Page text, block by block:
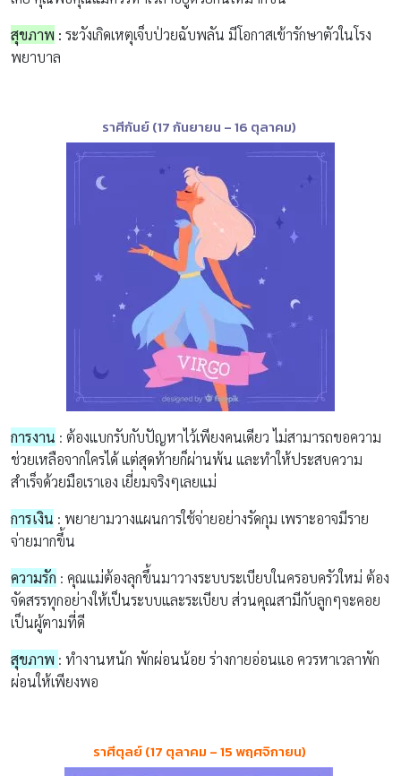
สุขภาพ : ระวังเกิดเหตุเจ็บป่วยฉับพลัน มีโอกาสเข้ารักษาตัวในโรง
พยาบาล
ราศีกันย์(17กันยายน – 16 ตุลาคม)
การงาน : ต้องแบกรับกับปัญหาไว้เพียงคนเดียว ไม่สามารถขอความ
ช่วยเหลือจากใครได้แต่สุดท้ายก็ผ่านพ้น และทำให้ประสบความ
สำเร็จด้วยมือเราเอง เยี่ยมจริงๆเลยแม่
การเงิน : พยายามวางแผนการใช้จ่ายอย่างรัดกุม เพราะอาจมีราย
จ่ายมากขึ้น
ความรัก : คุณแม่ต้องลุกขึ้นมาวางระบบระเบียบในครอบครัวใหม่ ต้อง
จัดสรรทุกอย่างให้เป็นระบบและระเบียบ ส่วนคุณสามีกับลูกๆจะคอย
เป็นผู้ตามที่ดี
สุขภาพ : ทำงานหนัก พักผ่อนน้อย ร่างกายอ่อนแอ ควรหาเวลาพัก
ผ่อนให้เพียงพอ
ราศีตุลย์(17 ตุลาคม – 15พฤศจิกายน)